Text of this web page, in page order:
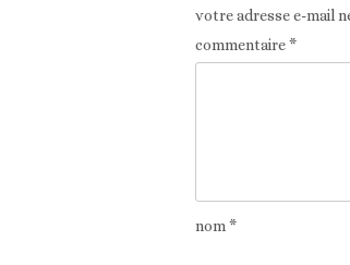
votre adresse e-mail
commentaire*
nom*